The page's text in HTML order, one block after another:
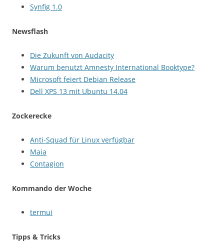
Synfig 1.0
Newsflash
Die Zukunft von Audacity
Warum benutzt Amnesty International Booktype?
Microsoft feiert Debian Release
Dell XPS 13 mit Ubuntu 14.04
Zockerecke
Anti-Squad für Linux verfügbar
Maia
Contagion
Kommando der Woche
termui
Tipps & Tricks